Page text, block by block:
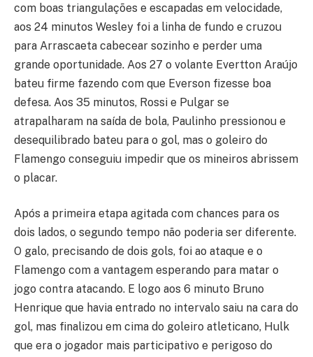
com boas triangulações e escapadas em velocidade,
aos 24 minutos Wesley foi a linha de fundo e cruzou
para Arrascaeta cabecear sozinho e perder uma
grande oportunidade. Aos 27 o volante Evertton Araújo
bateu firme fazendo com que Everson fizesse boa
defesa. Aos 35 minutos, Rossi e Pulgar se
atrapalharam na saída de bola, Paulinho pressionou e
desequilibrado bateu para o gol, mas o goleiro do
Flamengo conseguiu impedir que os mineiros abrissem
o placar.
Após a primeira etapa agitada com chances para os
dois lados, o segundo tempo não poderia ser diferente.
O galo, precisando de dois gols, foi ao ataque e o
Flamengo com a vantagem esperando para matar o
jogo contra atacando. E logo aos 6 minuto Bruno
Henrique que havia entrado no intervalo saiu na cara do
gol, mas finalizou em cima do goleiro atleticano, Hulk
que era o jogador mais participativo e perigoso do